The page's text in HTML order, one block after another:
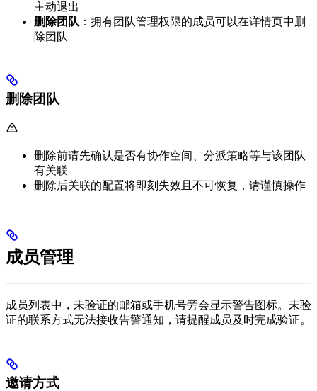
主动退出
删除团队 ：拥有团队管理权限的成员可以在详情页中删
除团队
删除团队
删除前请先确认是否有协作空间、分派策略等与该团队
有关联
删除后关联的配置将即刻失效且不可恢复，请谨慎操作
成员管理
成员列表中，未验证的邮箱或手机号旁会显示警告图标。未验
证的联系方式无法接收告警通知，请提醒成员及时完成验证。
邀请方式